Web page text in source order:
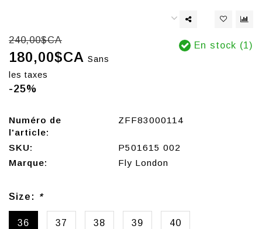
240,00$CA
180,00$CA Sans
les taxes
-25%
En stock (1)
Numéro de
l'article:
ZFF83000114
SKU:
P501615 002
Marque:
Fly London
Size: *
36 37 38 39 40